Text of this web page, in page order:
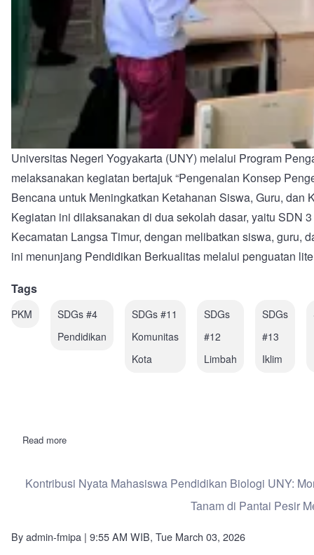
Universitas Negeri Yogyakarta (UNY) melalui Program
melaksanakan kegiatan bertajuk “Pengenalan Konsep
Bencana untuk Meningkatkan Ketahanan Siswa, Guru, dan
Kegiatan ini dilaksanakan di dua sekolah dasar, yaitu SDN
Kecamatan Langsa Timur, dengan melibatkan siswa, guru,
ini menunjang Pendidikan Berkualitas melalui penguatan
Tags
PKM
SDGs #4
Pendidikan
SDGs #11
Komunitas
Kota
SDGs
#12
Limbah
SDGs
#13
Iklim
Read more
Pengelolaan
Berkelanjutan
Kontribusi Nyata Mahasiswa Pendidikan Biologi UNY:
Tanam di Pantai Pesir
Byadmin-fmipa | 9:55 AM WIB, Tue March 03, 2026